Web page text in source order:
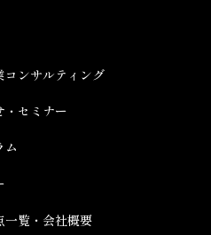
コンサルティング
・セミナー
ム
一覧・会社概要